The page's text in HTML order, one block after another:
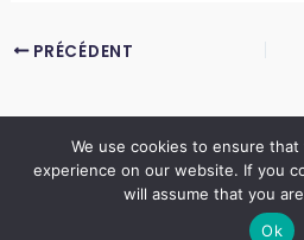
PRÉCÉDENT
Copyright © 2026 LES ANNALES DES MINES |
We use cookies to ensure
experience on our website. If you
will assume that you
Ok